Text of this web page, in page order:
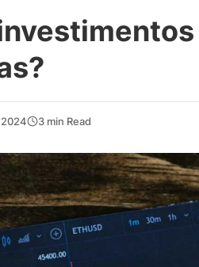
3 min Read